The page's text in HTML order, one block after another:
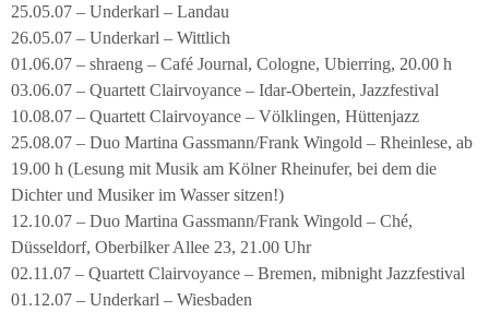
25.05.07 – Underkarl – Landau
26.05.07 – Underkarl – Wittlich
01.06.07 – shraeng – Café Journal, Cologne, Ubierring, 20.00 h
03.06.07 – Quartett Clairvoyance – Idar-Obertein, Jazzfestival
10.08.07 – Quartett Clairvoyance – Völklingen, Hüttenjazz
25.08.07 – Duo Martina Gassmann/Frank Wingold – Rheinlese, ab
19.00 h (Lesung mit Musik am Kölner Rheinufer, bei dem die
Dichter und Musiker im Wasser sitzen!)
12.10.07 – Duo Martina Gassmann/Frank Wingold – Ché,
Düsseldorf, Oberbilker Allee 23, 21.00 Uhr
02.11.07 – Quartett Clairvoyance – Bremen, mibnight Jazzfestival
01.12.07 – Underkarl – Wiesbaden